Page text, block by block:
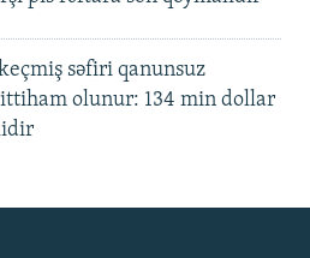
səfiri qanunsuz
olunur: 134 min dollar